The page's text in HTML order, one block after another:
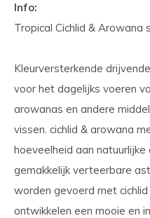
Info:
Tropical Cichlid & Arowana
Kleurversterkende
voor het dagelijks voeren
arowanas en andere
vissen. cichlid & arowana
hoeveelheid aan
gemakkelijk verteerbare
worden gevoerd met
ontwikkelen een mooie en